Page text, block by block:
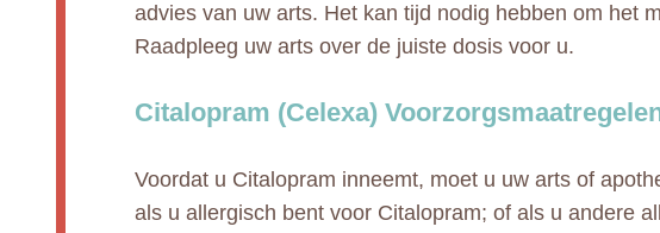
advies van uw arts. Het kan tijd nodig hebben om het
Raadpleeg uw arts over de juiste dosis voor u.
Citalopram (Celexa)
Voordat u Citalopram inneemt, moet u uw arts of
als u allergisch bent voor Citalopram; of als u andere